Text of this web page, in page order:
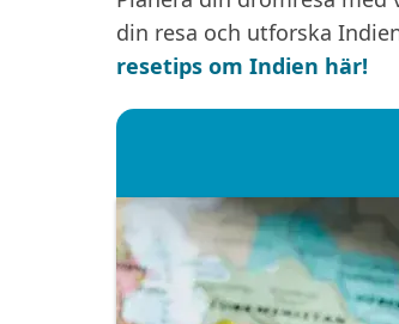
din resa och utforska
resetips om Indien här!